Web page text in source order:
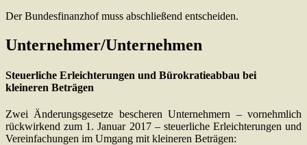
Der Bundesfinanzhof muss abschließend entscheiden.
Unternehmer/Unternehmen
Steuerliche Erleichterungen und Bürokratieabbau bei
kleineren Beträgen
Zwei Änderungsgesetze bescheren Unternehmern – vornehmlich
rückwirkend zum 1. Januar 2017 – steuerliche Erleichterungen und
Vereinfachungen im Umgang mit kleineren Beträgen: